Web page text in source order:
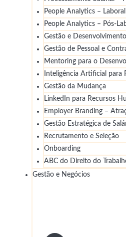
People Analytics – Laboral
People Analytics – Pós-
Gestão e
Gestão de Pessoal e
Mentoring para o
Inteligência Artificial para
Gestão da Mudança
LinkedIn para Recursos
Employer Branding –
Gestão Estratégica de
Recrutamento e Seleção
Onboarding
ABC do Direito do
Gestão e Negócios